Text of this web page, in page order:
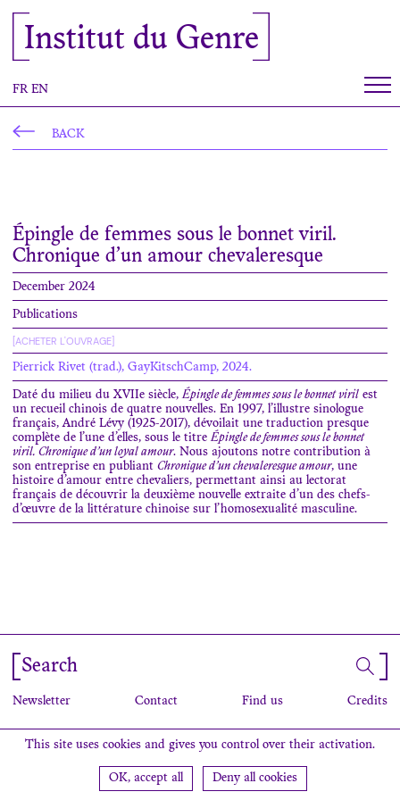
Institut du Genre
FR EN
BACK
Épingle de femmes sous le bonnet viril.
Chronique d’un amour chevaleresque
December 2024
Publications
[ACHETER L'OUVRAGE]
Pierrick Rivet (trad.), GayKitschCamp, 2024.
Daté du milieu du XVIIe siècle,Épingle de femmes sous le bonnet viril est
un recueil chinois de quatre nouvelles. En 1997, l’illustre sinologue
français, André Lévy (1925-2017), dévoilait une traduction presque
complète de l’une d’elles, sous le titreÉpingle de femmes sous le bonnet
viril. Chronique d’un loyal amour. Nous ajoutons notre contribution à
son entreprise en publiant Chronique d’un chevaleresque amour, une
histoire d’amour entre chevaliers, permettant ainsi au lectorat
français de découvrir la deuxième nouvelle extraite d’un des chefs-
d’œuvre de la littérature chinoise sur l’homosexualité masculine.
Search
Newsletter Contact Find us Credits
This site uses cookies and gives you control over their activation.
OK, accept all Deny all cookies